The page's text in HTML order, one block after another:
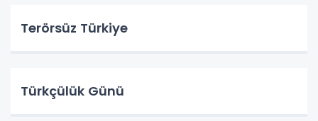
Terörsüz Türkiye
Türkçülük Günü